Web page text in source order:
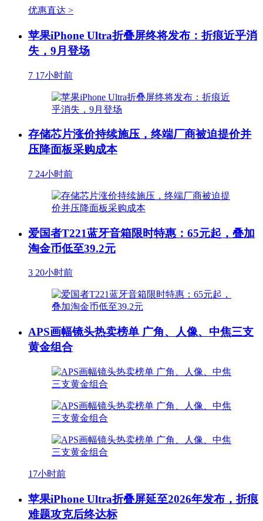
优惠直达 >
苹果iPhone Ultra折叠屏终将发布：折痕近乎消
失，9月登场
7 17小时前
存储芯片涨价持续施压，终端厂商被迫提价并
压降面板采购成本
7 24小时前
爱国者T221蓝牙音箱限时特惠：65元起，叠加
淘金币低至39.2元
3 20小时前
APS画幅镜头热卖榜单 广角、人像、中焦三支
黄金组合
17小时前
苹果iPhone Ultra折叠屏延至2026年发布，折痕
难题攻克后终达标